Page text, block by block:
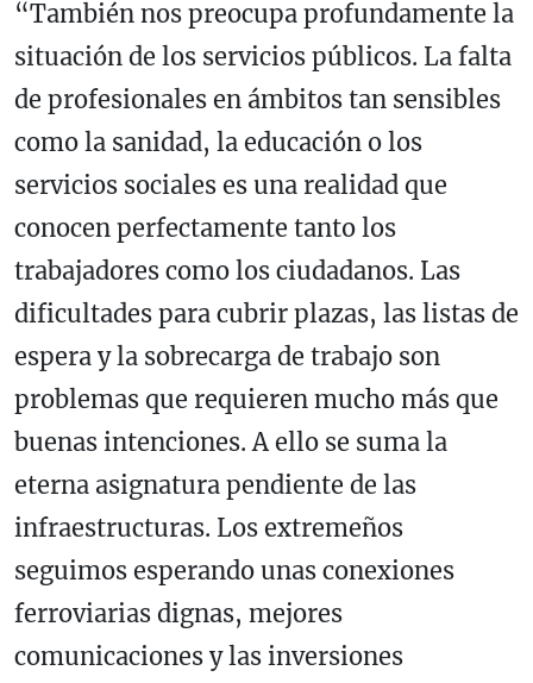
“También nos preocupa profundamente la
situación de los servicios públicos. La falta
de profesionales en ámbitos tan sensibles
como la sanidad, la educación o los
servicios sociales es una realidad que
conocen perfectamente tanto los
trabajadores como los ciudadanos. Las
dificultades para cubrir plazas, las listas de
espera y la sobrecarga de trabajo son
problemas que requieren mucho más que
buenas intenciones. A ello se suma la
eterna asignatura pendiente de las
infraestructuras. Los extremeños
seguimos esperando unas conexiones
ferroviarias dignas, mejores
comunicaciones y las inversiones